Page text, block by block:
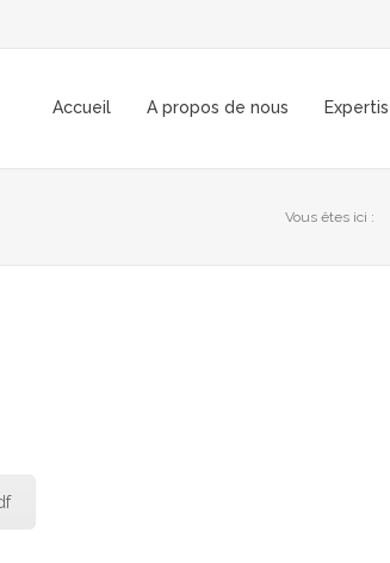
Accueil A propos de nous
Vous êtes ici :